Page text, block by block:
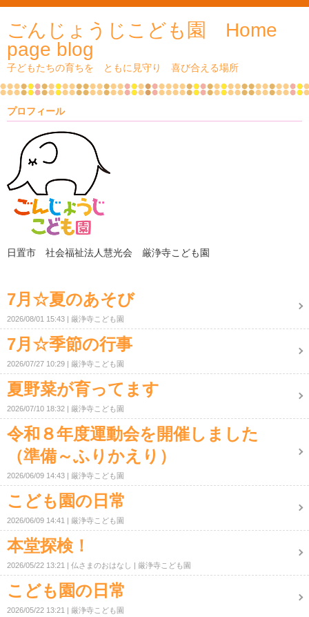
ごんじょうじこども園 Home
page blog
子どもたちの育ちを ともに見守り 喜び合える場所
プロフィール
日置市 社会福祉法人慧光会 厳浄寺こども園
7月☆夏のあそび
2026/08/01 15:43 厳浄寺こども園
7月☆季節の行事
2026/07/27 10:29 厳浄寺こども園
夏野菜が育ってます
2026/07/10 18:32 厳浄寺こども園
令和８年度運動会を開催しました
（準備～ふりかえり）
2026/06/09 14:43 厳浄寺こども園
こども園の日常
2026/06/09 14:41 厳浄寺こども園
本堂探検！
2026/05/22 13:21 仏さまのおはなし 厳浄寺こども園
こども園の日常
2026/05/22 13:21 厳浄寺こども園